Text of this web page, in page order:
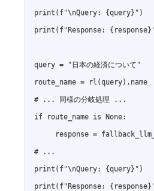
print(f"\nQuery: {query}")
print(f"Response: {response}")
query = "日本の経済について"
route_name = rl(query).name
# ... 同様の分岐処理 ...
if route_name is None:
response =
# ...
print(f"\nQuery: {query}")
print(f"Response: {response}") #